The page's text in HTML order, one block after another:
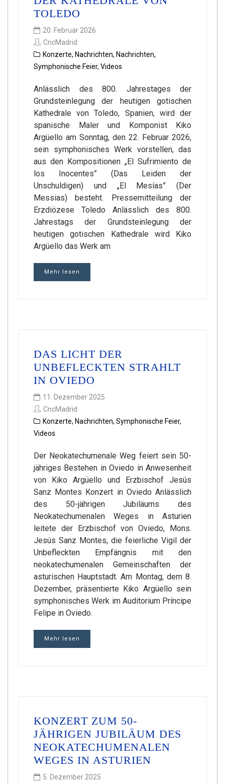
TOLEDO
20. Februar 2026
CncMadrid
Konzerte, Nachrichten, Nachrichten,
Symphonische Feier, Videos
Anlässlich des 800. Jahrestages der
Grundsteinlegung der heutigen gotischen
Kathedrale von Toledo, Spanien, wird der
spanische Maler und Komponist Kiko
Argüello am Sonntag, den 22. Februar 2026,
sein symphonisches Werk vorstellen, das
aus den Kompositionen „El Sufrimiento de
los Inocentes” (Das Leiden der
Unschuldigen) und „El Mesías” (Der
Messias) besteht. Pressemitteilung der
Erzdiözese Toledo Anlässlich des 800.
Jahrestags der Grundsteinlegung der
heutigen gotischen Kathedrale wird Kiko
Argüello das Werk am
Mehr lesen
DAS LICHT DER
UNBEFLECKTEN STRAHLT
IN OVIEDO
11. Dezember 2025
CncMadrid
Konzerte, Nachrichten, Symphonische Feier,
Videos
Der Neokatechumenale Weg feiert sein 50-
jähriges Bestehen in Oviedo in Anwesenheit
von Kiko Argüello und Erzbischof Jesús
Sanz Montes Konzert in Oviedo Anlässlich
des 50-jährigen Jubiläums des
Neokatechumenalen Weges in Asturien
leitete der Erzbischof von Oviedo, Mons.
Jesús Sanz Montes, die feierliche Vigil der
Unbefleckten Empfängnis mit den
neokatechumenalen Gemeinschaften der
asturischen Hauptstadt. Am Montag, dem 8.
Dezember, präsentierte Kiko Argüello sein
symphonisches Werk im Auditorium Príncipe
Felipe in Oviedo.
Mehr lesen
KONZERT ZUM 50-
JÄHRIGEN JUBILÄUM DES
NEOKATECHUMENALEN
WEGES IN ASTURIEN
5. Dezember 2025